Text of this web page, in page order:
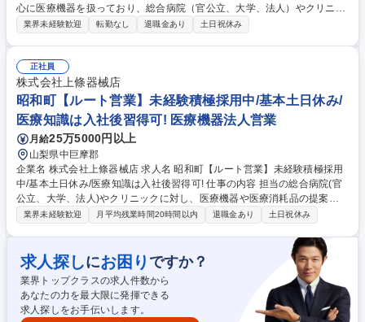
心に医療機器を扱っており、総合病院（官公立、大学、法人）やクリニッ
クへ足を運び、お客様に沿った医療機器の提案営業・販売をしていただき
識は、OJTや社内外の研修で学んで頂きます。慣れて来たら、お取引先へ
の営業を徐々にお任せしていきます。 【営業スタイル】一人20社ほど担
当し、1日4～5件訪問します。 【１日の流れ】医療従事者の方へ、現状の
ヒアリング、病院や患者さんに合わせた商材のご提案を行い、帰社後報告
書などを作成します。 募集職種 長野市【医療機器・消耗品のルート営業
(育成枠)】長野県最大級規模/直行直帰可
業界未経験歓迎 転勤なし 退職金あり 土日祝休み
正社員
株式会社上條器械店
昭和町【ルート営業】未経験積極採用中/基本土日休み/
医療知識は入社後習得可! 医療機器法人営業
月給25万5000円以上
山梨県中巨摩郡
企業名 株式会社上條器械店 求人名 昭和町【ルート営業】未経験積極採用
中/基本土日休み/医療知識は入社後習得可! 仕事の内容 担当の総合病院(官
公立、大学、法人)やクリニックに対し、医療機器や医療消耗品の提案や
使用方法の説明します。入社3ヶ月後は、社内研修や先輩社員への同行を
血液浄化関連の商材、在宅呼吸器 【補足】入社3ヶ月以降は適性を見て、
担当の病院を引き継ぎますが、医療機器に関する知識は、メーカー担当者
による勉強会なども開催しており、最新の情報をアップデートできる環境
です。 【顧客】病院やクリニック、製薬会社、研究施設が主な顧客先で、
長年取引のある既存取引先が中心なので、飛び込み営業は一切ありませ
ん。 募集職種 昭和町【ルート営業】未経験積極採用中/基本土日休み/医療
業界未経験歓迎 月平均残業時間20時間以内 退職金あり 土日祝休み
求人探しにお困り ですか？
業界トップクラスの求人件数から
あなたの力を最大限に発揮できる
求人探しをお手伝いします。